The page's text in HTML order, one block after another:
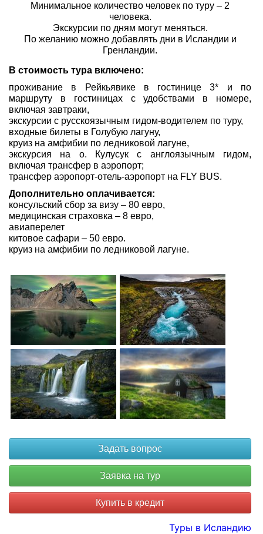
Минимальное количество человек по туру – 2
человека.
Экскурсии по дням могут меняться.
По желанию можно добавлять дни в Исландии и
Гренландии.
В стоимость тура включено:
проживание в Рейкьявике в гостинице 3* и по
маршруту в гостиницах с удобствами в номере,
включая завтраки,
экскурсии с русскоязычным гидом-водителем по туру,
входные билеты в Голубую лагуну,
круиз на амфибии по ледниковой лагуне,
экскурсия на о. Кулусук с англоязычным гидом,
включая трансфер в аэропорт;
трансфер аэропорт-отель-аэропорт на FLY BUS.
Дополнительно оплачивается:
консульский сбор за визу – 80 евро,
медицинская страховка – 8 евро,
авиаперелет
китовое сафари – 50 евро.
круиз на амфибии по ледниковой лагуне.
Купить в кредит
Туры в Исландию